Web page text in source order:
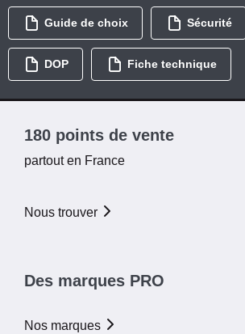
Guide de choix Sécurité
DOP Fiche technique
180 points de vente
partout en France
Nous trouver
Des marques PRO
Nos marques